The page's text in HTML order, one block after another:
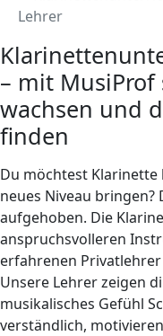
Lehrer
– mit
wachsen und
finden
Du möchtest Klarinette
neues Niveau
aufgehoben. Die
anspruchsvolleren
erfahrenen
Unsere Lehrer zeigen
musikalisches Gefühl
verständlich,